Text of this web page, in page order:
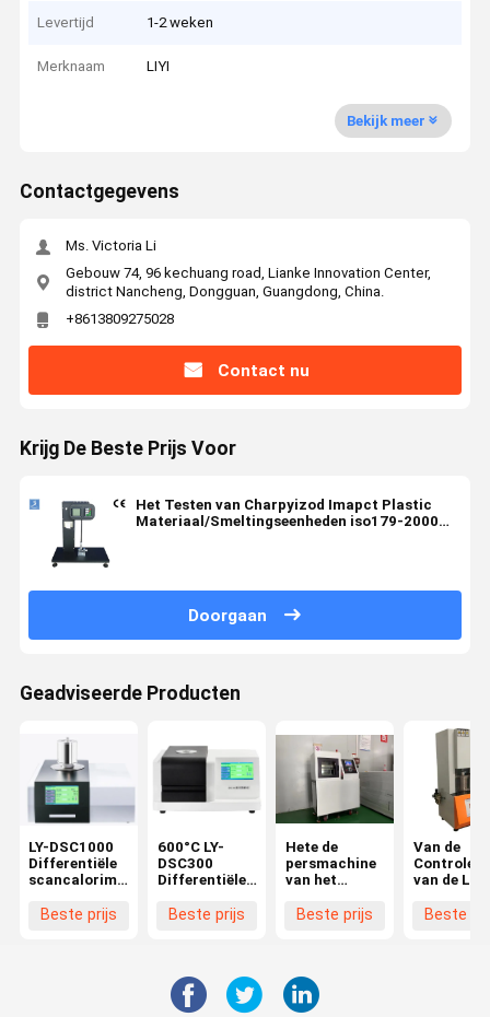
Levertijd 1-2 weken
Merknaam LIYI
Bekijk meer
Contactgegevens
Ms. Victoria Li
Gebouw 74, 96 kechuang road, Lianke Innovation Center,
district Nancheng, Dongguan, Guangdong, China.
+8613809275028
Contact nu
Krijg De Beste Prijs Voor
Het Testen van Charpyizod Imapct Plastic
Materiaal/Smeltingseenheden iso179-2000
Doorgaan
Geadviseerde Producten
LY-DSC1000
Differentiële
scancalorimeter
1150°C
Beste prijs
600°C LY-
DSC300
Differentiële
DSC
Beste prijs
Hete de
persmachine
van het
kleine vlakke
Beste prijs
Van de
van de Liyi
Computer
Beste